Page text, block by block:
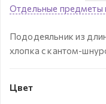
Отдельные предметы
Пододеяльник из
хлопка с кантом-
Цвет